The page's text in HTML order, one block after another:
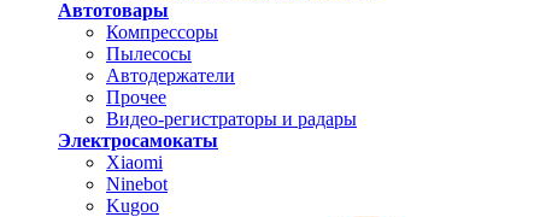
Автотовары
Компрессоры
Пылесосы
Автодержатели
Прочее
Видео-регистраторы и радары
Электросамокаты
Xiaomi
Ninebot
Kugoo